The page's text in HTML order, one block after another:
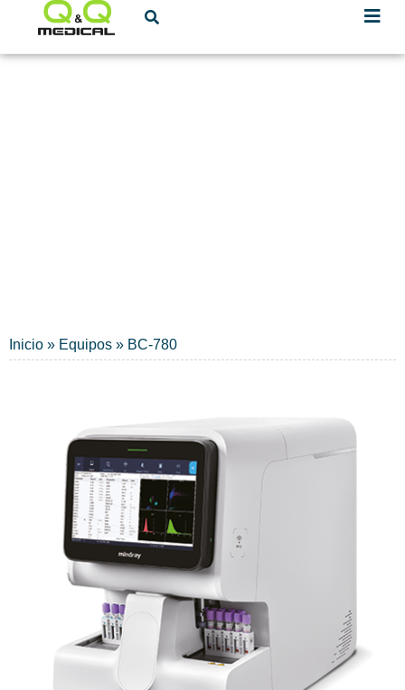
Inicio » Equipos » BC-780